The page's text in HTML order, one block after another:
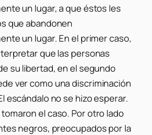
un lugar, a que éstos les
que abandonen
un lugar. En el primer caso,
que las personas
su libertad, en el segundo
ver como una discriminación
escándalo no se hizo esperar.
el caso. Por otro lado
negros, preocupados por la